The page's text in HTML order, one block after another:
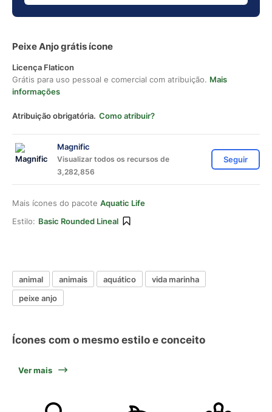
Peixe Anjo grátis ícone
Licença Flaticon
Grátis para uso pessoal e comercial com atribuição. Mais
informações
Atribuição obrigatória. Como atribuir?
Magnific
Visualizar todos os recursos de
3,282,856
Seguir
Mais ícones do pacote Aquatic Life
Estilo: Basic Rounded Lineal
animal animais aquático
vida marinha
peixe anjo
Ícones com o mesmo estilo e conceito
Ver mais